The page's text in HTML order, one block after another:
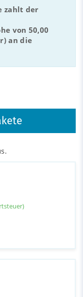
zahlt der
von 50,00
an die